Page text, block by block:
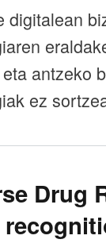
digitalean
antzeko
ez
Drug